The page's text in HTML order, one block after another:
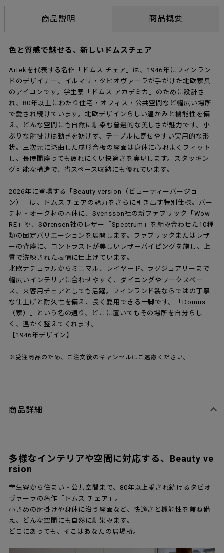
商品説明 商品概要
色と質感で魅せる、新しいドムスチェア
Artekを代表する名作「ドムス チェア」は、1946年にフィンラン
ドのデザイナー、イルマリ・タピオヴァーラが手がけた北欧家具
のアイコンです。学生寮「ドムス アカデミカ」のために設計さ
れ、80年以上にわたり住宅・オフィス・公共空間など幅広い場所
で愛され続けています。北欧デザインらしい温かみと機能性を備
え、どんな空間にも自然に馴染む普遍的な美しさが魅力です。小
ぶりな肘掛けは動きを妨げず、テーブルに寄せやすい実用的な形
状。三次元に湾曲した成形合板の座面は身体に心地よくフィット
し、長時間座っても疲れにくい快適さを実現します。スタッキン
グ可能な構造で、省スペース収納にも優れています。
2026年に登場する「Beauty version（ビューティーバージョ
ン）」は、ドムス チェアの魅力をさらに引き出す特別仕様。バー
チ材・オーク材の本体に、Svensson社の新ファブリック「Wow
RE」や、SØrensen社のレザー「Spectrum」を組み合わせた10種
類の固定バリエーションを展開します。ファブリックまたはレザ
ーの背座に、コントラストが美しいレザーパイピングを施し、上
質で洗練された表情に仕上げています。
北欧ナチュラルからミニマル、レイヤード、ラグジュアリーまで
幅広いインテリアに合わせやすく、ダイニングやワークスペー
ス、来客用チェアとしても活躍。フィンランド製ならではの丁寧
な仕上げと耐久性を備え、長く愛用できる一脚です。「Domus
（家）」という名の通り、どこに置いてもその場所を自分らし
く、温かく整えてくれます。
【1946年デザイン】
※受注商品のため、ご注文後のキャンセルはご遠慮ください。
商品詳細
多様なインテリアや空間に対応する、Beauty ve
rsion
学生寮から住まい・公共空間まで、80年以上愛され続けるタピオ
ヴァーラの名作「ドムス チェア」。
小さめの肘掛けや身体に沿う座面など、快適さと機能性を兼ね備
え、どんな空間にも自然に馴染みます。
どこにあっても、そこはあなたの居場所。